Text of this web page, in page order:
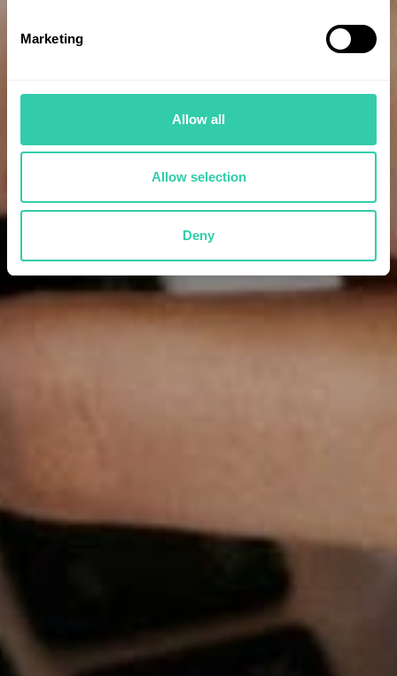
Marketing
Allow all
Allow selection
Deny